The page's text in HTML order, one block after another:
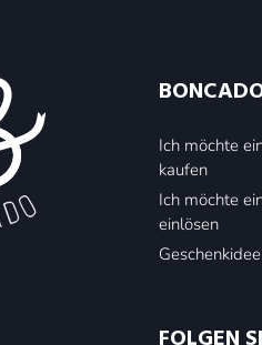
Ich möchte
kaufen
Ich möchte
einlösen